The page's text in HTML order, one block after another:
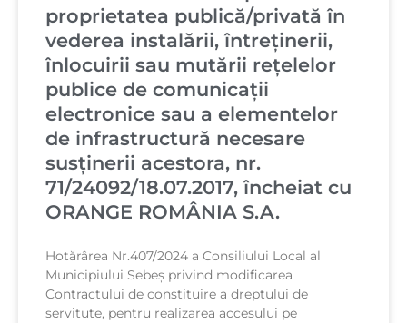
proprietatea publică/privată în
vederea instalării, întreţinerii,
înlocuirii sau mutării reţelelor
publice de comunicaţii
electronice sau a elementelor
de infrastructură necesare
susţinerii acestora, nr.
71/24092/18.07.2017, încheiat cu
ORANGE ROMÂNIA S.A.
Hotărârea Nr.407/2024 a Consiliului Local al
Municipiului Sebeș privind modificarea
Contractului de constituire a dreptului de
servitute, pentru realizarea accesului pe